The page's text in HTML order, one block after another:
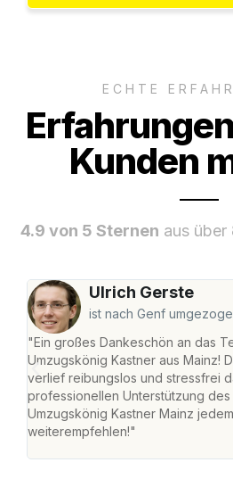
ECHTE
Kunden
4.9 von 5 Sternen aus über
Ulrich Gerste
ist nach Genf
"Ein großes Dankeschön an das
Umzugskönig Kastner aus Mainz!
verlief reibungslos und stressfrei
professionellen Unterstützung des
Umzugskönig Kastner Mainz
weiterempfehlen!"